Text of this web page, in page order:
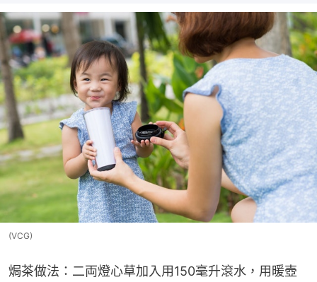
(VCG)
焗茶做法：二両燈心草加入用150毫升滾水，用暖壺